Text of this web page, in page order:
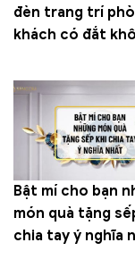
đèn trang trí
khách có đắt
Bật mí cho bạn
món quà tặng
chia tay ý nghĩa